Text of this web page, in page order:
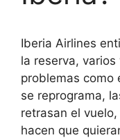
Iberia Airlines
la reserva,
problemas como
se reprograma,
retrasan el
hacen que